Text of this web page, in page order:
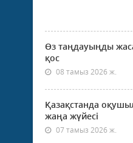
Өз таңдауыңды
қос
08 тамыз 2026 ж.
Қазақстанда
жаңа жүйесі
07 тамыз 2026 ж.